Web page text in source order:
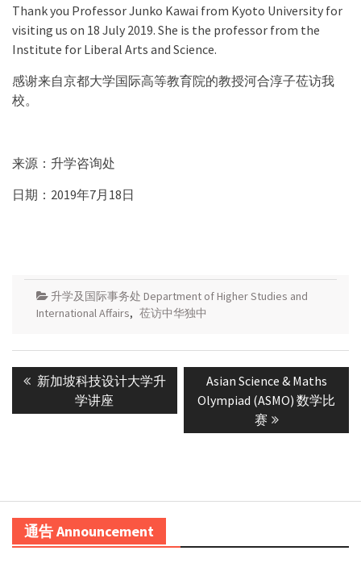
Thank you Professor Junko Kawai from Kyoto University for
visiting us on 18 July 2019. She is the professor from the
Institute for Liberal Arts and Science.
感谢来自京都大学国际高等教育院的教授河合淳子莅访我
校。
来源：升学咨询处
日期：2019年7月18日
升学及国际事务处 Department of Higher Studies and
International Affairs, 莅访中华独中
navigation
Previous
新加坡科技设计大学升
学讲座
Next
post:
Asian Science & Maths
Olympiad (ASMO) 数学比
赛
通告 Announcement